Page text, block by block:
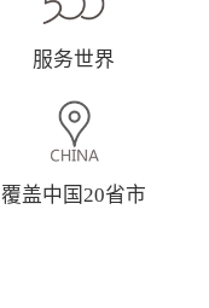
服务世界
覆盖中国20省市